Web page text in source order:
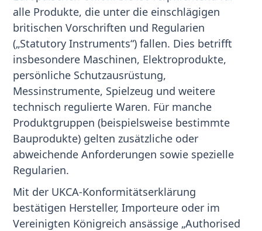
alle Produkte, die unter die einschlägigen
britischen Vorschriften und Regularien
(„Statutory Instruments“) fallen. Dies betrifft
insbesondere Maschinen, Elektroprodukte,
persönliche Schutzausrüstung,
Messinstrumente, Spielzeug und weitere
technisch regulierte Waren. Für manche
Produktgruppen (beispielsweise bestimmte
Bauprodukte) gelten zusätzliche oder
abweichende Anforderungen sowie spezielle
Regularien.
Mit der UKCA-Konformitätserklärung
bestätigen Hersteller, Importeure oder im
Vereinigten Königreich ansässige „Authorised